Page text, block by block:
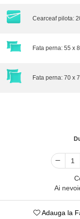
Cearceaf pilota:
Fata perna: 55 x
Fata perna: 70 x
Ai
Adauga la